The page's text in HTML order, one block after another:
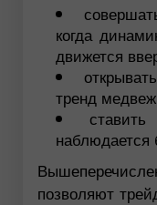
когда
движется
тренд
наблюдается
позволяют